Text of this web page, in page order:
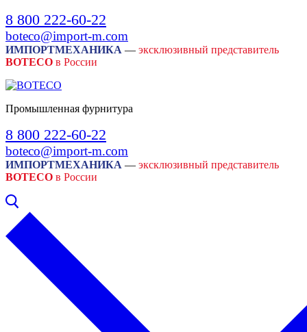
Skip
to
content
Menu
Close
8 800 222-60-22
boteco@import-m.com
ИМПОРТМЕХАНИКА — эксклюзивный представитель
BOTECO в России
Промышленная фурнитура
8 800 222-60-22
boteco@import-m.com
ИМПОРТМЕХАНИКА — эксклюзивный представитель
BOTECO в России